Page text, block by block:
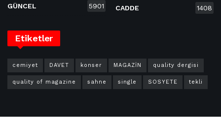
GÜNCEL 5901 CADDE 1408
Etiketler
cemiyet DAVET konser MAGAZİN quality dergisi
quality of magazine sahne single SOSYETE tekli